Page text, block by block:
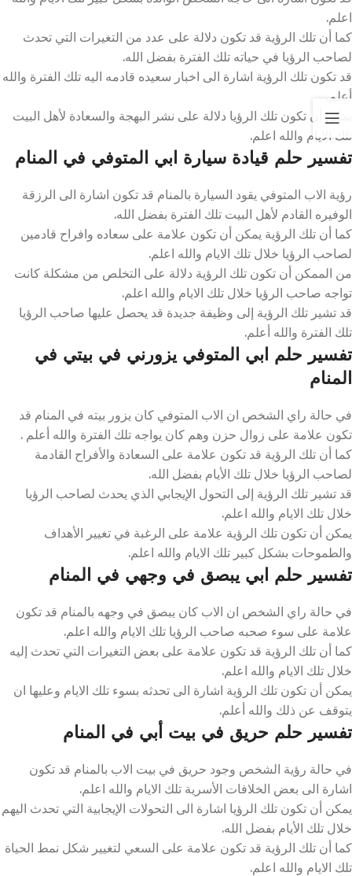
اعلم.
كما أن تلك الرؤية قد تكون دلالة على عدد من التغيرات التي تحدث
لصاحب الرؤيا في حياته تلك الفترة بفضل الله.
قد تكون تلك الرؤية اشارة الى اخبار سعيده قادمه اليه تلك الفترة والله
أعلم.
يمكن أن تكون تلك الرؤيا دلالة على نشر البهجة والسعادة لأهل البيت
تلك الايام والله اعلم.
تفسير حلم قيادة سيارة ابي المتوفي في المنام
رؤية الاب المتوفي يقود السيارة بالمنام قد تكون اشارة الى الرزقة
الوفيره القادم لأهل البيت تلك الفترة بفضل الله.
كما أن تلك الرؤية يمكن أن تكون علامة على سعاده وافراح قادمين
لصاحب الرؤيا خلال تلك الايام والله اعلم.
من الممكن أن تكون تلك الرؤية دلالة على التخلص من مشكلة كانت
تواجه صاحب الرؤيا خلال تلك الايام والله اعلم.
قد تشير تلك الرؤية إلى وظيفة جديدة قد يحصل عليها صاحب الرؤيا
تلك الفترة والله أعلم.
تفسير حلم ابي المتوفي يزورني في بيتي في
المنام
في حالة راي الشخص ان الاب المتوفي كان يزور بيته في المنام قد
تكون علامة على زوال حزن وهم كان يواجه تلك الفترة والله أعلم .
كما أن تلك الرؤية قد تكون علامة على السعادة والأفراح القادمة
لصاحب الرؤيا خلال تلك الأيام بفضل الله.
قد تشير تلك الرؤية إلى التحول الإيجابي الذي يحدث لصاحب الرؤيا
خلال تلك الايام والله اعلم.
يمكن أن تكون تلك الرؤية علامة على الرغبة في تغيير الأهداف
والطموحات بشكل كبير تلك الايام والله اعلم.
تفسير حلم ابي يبصق في وجهي في المنام
في حالة راي الشخص ان الاب كان يبصق في وجهه بالمنام قد تكون
علامة على سوء صحبه صاحب الرؤيا تلك الايام والله اعلم.
كما أن تلك الرؤية قد تكون علامة على بعض التغيرات التي تحدث إليه
خلال تلك الايام والله اعلم.
يمكن أن تكون تلك الرؤية اشارة الى تحدثه بسوء تلك الايام وعليها ان
يتوقف عن ذلك والله أعلم.
تفسير حلم حريق في بيت أبي في المنام
في حالة رؤية الشخص وجود حريق في بيت الاب بالمنام قد تكون
اشارة الى بعض الخلافات الأسرية تلك الايام والله اعلم.
يمكن أن تكون تلك الرؤيا اشارة الى التحولات الإيجابية التي تحدث اليهم
خلال تلك الأيام بفضل الله.
كما أن تلك الرؤية قد تكون علامة على السعي لتغيير شكل نمط الحياة
تلك الايام والله اعلم.